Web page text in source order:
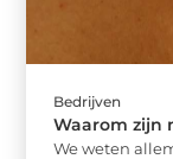
Bedrijven
Waarom zijn
We weten